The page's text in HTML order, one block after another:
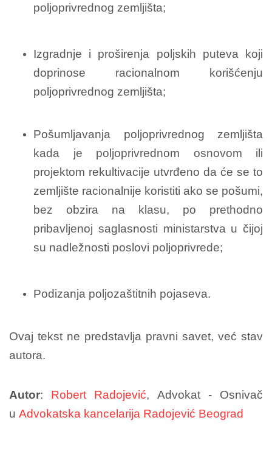
poljoprivrednog zemljišta;
Izgradnje i proširenja poljskih puteva koji
doprinose racionalnom korišćenju
poljoprivrednog zemljišta;
Pošumljavanja poljoprivrednog zemljišta
kada je poljoprivrednom osnovom ili
projektom rekultivacije utvrđeno da će se to
zemljište racionalnije koristiti ako se pošumi,
bez obzira na klasu, po prethodno
pribavljenoj saglasnosti ministarstva u čijoj
su nadležnosti poslovi poljoprivrede;
Podizanja poljozaštitnih pojaseva.
Ovaj tekst ne predstavlja pravni savet, već stav
autora.
Autor: Robert Radojević, Advokat - Osnivač
u Advokatska kancelarija Radojević Beograd